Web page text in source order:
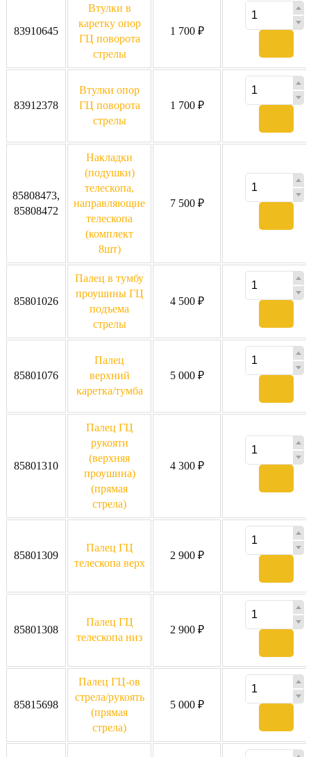
83910645
Втулки в
каретку опор
ГЦ поворота
стрелы
1 700 ₽
83912378
Втулки опор
ГЦ поворота
стрелы
1 700 ₽
85808473,
85808472
Накладки
(подушки)
телескопа,
направляющие
телескопа
(комплект
8шт)
7 500 ₽
85801026
Палец в тумбу
проушины ГЦ
подъема
стрелы
4 500 ₽
85801076
Палец
верхний
каретка/тумба
5 000 ₽
85801310
Палец ГЦ
рукояти
(верхняя
проушина)
(прямая
стрела)
4 300 ₽
85801309
Палец ГЦ
телескопа верх
2 900 ₽
85801308
Палец ГЦ
телескопа низ
2 900 ₽
85815698
Палец ГЦ-ов
стрела/рукоять
(прямая
стрела)
5 000 ₽